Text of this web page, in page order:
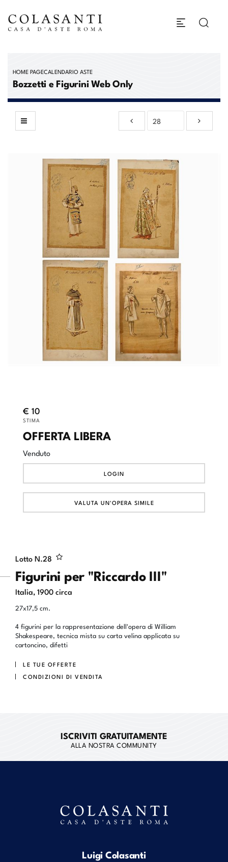
HOME PAGECALENDARIO ASTE
Bozzetti e Figurini Web Only
Lotto N.28
Figurini per "Riccardo III"
Italia, 1900 circa
27x17,5 cm.
4 figurini per la rappresentazione dell'opera di William
Shakespeare, tecnica mista su carta velina applicata su
cartoncino, difetti
LE TUE OFFERTE
CONDIZIONI DI VENDITA
€ 10
STIMA
OFFERTA LIBERA
Venduto
LOGIN
VALUTA UN'OPERA SIMILE
ISCRIVITI GRATUITAMENTE
ALLA NOSTRA COMMUNITY
Luigi Colasanti